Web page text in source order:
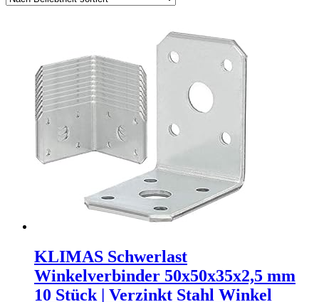
KLIMAS Schwerlast
Winkelverbinder 50x50x35x2,5 mm
10 Stück | Verzinkt Stahl Winkel